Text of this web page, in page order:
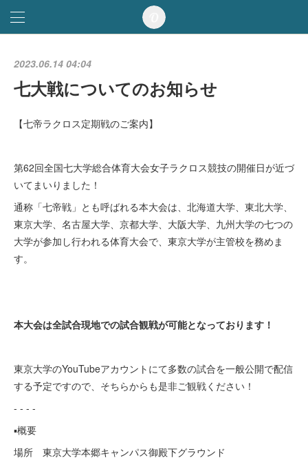
2023.06.14 04:04
七大戦についてのお知らせ
【七帝ラクロス定期戦のご案内】
第62回全国七大学総合体育大会女子ラクロス競技の開催日が近づ
いてまいりました！
通称「七帝戦」とも呼ばれる本大会は、北海道大学、東北大学、
東京大学、名古屋大学、京都大学、大阪大学、九州大学の七つの
大学が参加し行われる体育大会で、東京大学が主管校を務めま
す。
本大会は全試合現地での試合観戦が可能となっております！
東京大学のYouTubeアカウントにて多数の試合を一般公開で配信
する予定ですので、そちらからも是非ご観戦ください！
- - - -
▪︎概要
場所 東京大学本郷キャンパス御殿下グラウンド